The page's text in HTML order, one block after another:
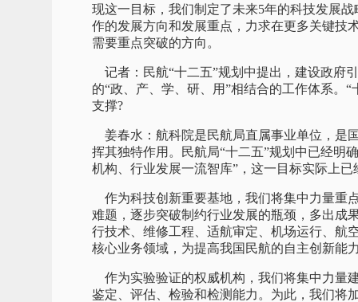
现这一目标，我们制定了未来5年的科技发展
作的发展方向和发展重点，力求在更多关键技
需要重点突破的方向。
记者：民航“十二五”规划中提出，建设政府
的“政、产、学、研、用”相结合的工作体系。
支撑?
姜春水：航科院是民航局直属事业单位，是
挥其独特作用。民航局“十二五”规划中已经明
机构、行业发展一流智库”，这一目标实际上
作为科技创新重要基地，我们将集中力量重
难题，逐步突破制约行业发展的瓶颈，多出成
行技术、维修工程、适航审定、机场运行、航
核心业务领域，为提高我国民航的自主创新能
作为实验验证的权威机构，我们将集中力量
鉴定、评估、检验和检测能力。为此，我们将